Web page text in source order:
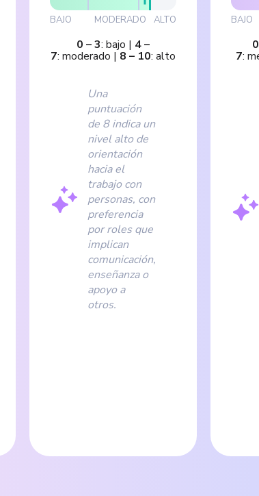
BAJO MODERADO ALTO
0 –3: bajo | 4–
7: moderado | 8 – 10: alto
Una
puntuación
de 8 indica un
nivel alto de
orientación
hacia el
trabajo con
personas, con
preferencia
por roles que
implican
comunicación,
enseñanza o
apoyo a
otros.
BAJO
0
7: